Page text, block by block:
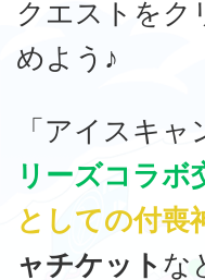
クエストをク
めよう♪
「アイスキ
リーズコラボ
としての付喪
ャチケット な